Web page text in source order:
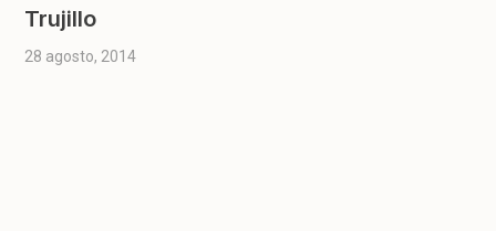
Trujillo
28 agosto, 2014